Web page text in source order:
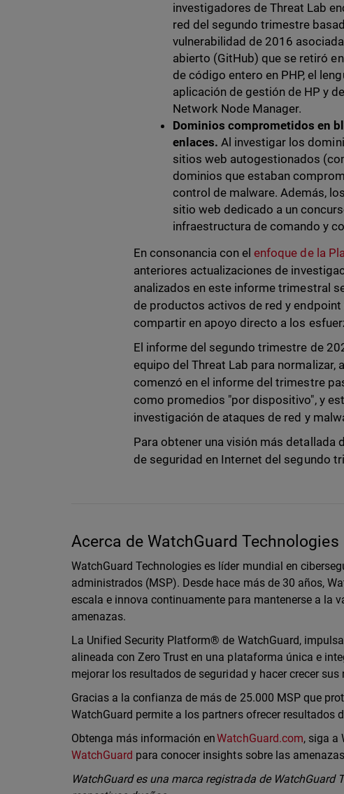
investigadores de Threat Lab
red del segundo trimestre
vulnerabilidad de 2016
abierto (GitHub) que se retiró
de código entero en PHP, el
aplicación de gestión de HP y
Network Node Manager.
Dominios comprometidos en
enlaces.Al investigar los
sitios web autogestionados
dominios que estaban
control de malware. Además,
sitio web dedicado a un
infraestructura de comando y
En consonancia con elenfoque de la
anteriores actualizaciones de
analizados en este informe trimestral
de productos activos de red y
compartir en apoyo directo a los
El informe del segundo trimestre de
equipo del Threat Lab para normalizar,
comenzó en el informe del trimestre
como promedios "por dispositivo", y
investigación de ataques de red y
Para obtener una visión más detallada
de seguridad en Internet del segundo
Acerca de WatchGuard Technologies
WatchGuard Technologies es líder mundial en
administrados (MSP). Desde hace más de 30 años,
escala e innova continuamente para mantenerse a la
amenazas.
La Unified Security Platform® de WatchGuard,
alineada con Zero Trust en una plataforma única e
mejorar los resultados de seguridad y hacer crecer
Gracias a la confianza de más de 25.000 MSP que
WatchGuard permite a los partners ofrecer resultados
Obtenga más información enWatchGuard.com, siga a
WatchGuard para conocer insights sobre las
WatchGuard es una marca registrada de